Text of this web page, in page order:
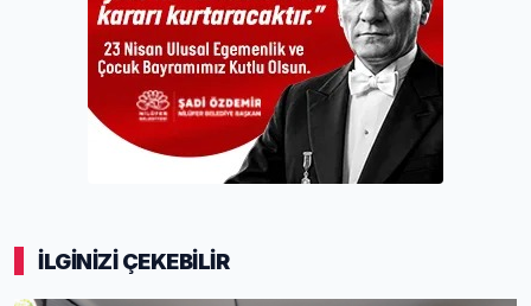
İLGİNİZİ ÇEKEBİLİR